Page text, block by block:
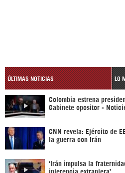
ÚLTIMAS NOTICIAS LO
Colombia estrena
Gabinete opositor -
CNN revela: Ejército de
la guerra con Irán
‘Irán impulsa la
injerencia extranjera’